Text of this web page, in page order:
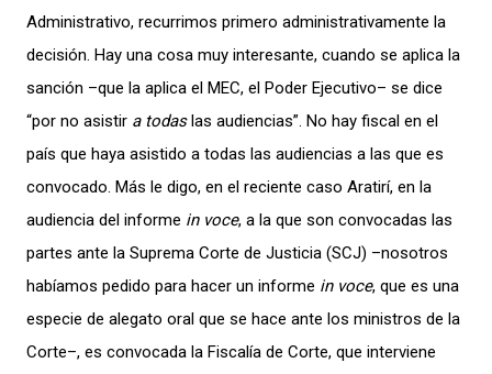
Administrativo, recurrimos primero administrativamente la
decisión. Hay una cosa muy interesante, cuando se aplica la
sanción –que la aplica el MEC, el Poder Ejecutivo– se dice
“por no asistir a todaslas audiencias”. No hay fiscal en el
país que haya asistido a todas las audiencias a las que es
convocado. Más le digo, en el reciente caso Aratirí, en la
audiencia del informe in voce, a la que son convocadas las
partes ante la Suprema Corte de Justicia (SCJ) –nosotros
habíamos pedido para hacer un informe in voce, que es una
especie de alegato oral que se hace ante los ministros de la
Corte–, es convocada la Fiscalía de Corte, que interviene